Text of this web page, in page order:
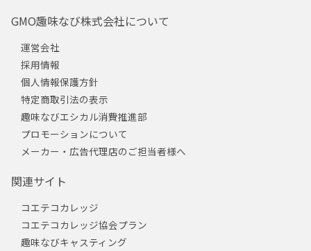
GMO趣味なび株式会社について
運営会社
採用情報
個人情報保護方針
特定商取引法の表示
趣味なびエシカル消費推進部
プロモーションについて
メーカー・広告代理店のご担当者様へ
関連サイト
コエテコカレッジ
コエテコカレッジ協会プラン
趣味なびキャスティング